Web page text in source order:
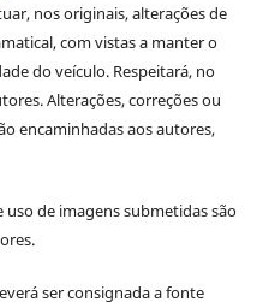
nos originais, alterações de
com vistas a manter o
do veículo. Respeitará, no
Alterações, correções ou
encaminhadas aos autores,
de imagens submetidas são
ser consignada a fonte